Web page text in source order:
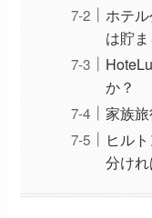
ホテ
は貯
か？
家族
ヒル
分け